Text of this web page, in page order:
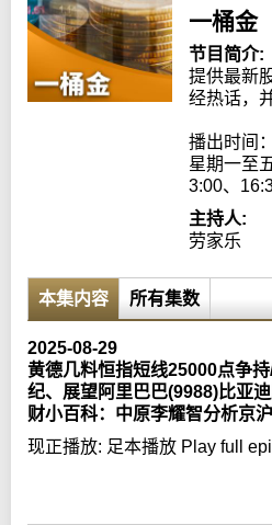
一桶金
节目简介:
提供最新
经热话，
播出时间：
星期一至
3:00、
主持人:
劳家乐
本集内容 所有集数
2025-08-29
黄德几料恒指短线25000点争
纪、展望阿里巴巴(9988)比亚
财小百科：中原李耀智分析京
现正播放: 足本播放 Play full